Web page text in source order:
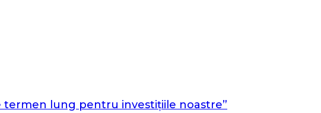
termen lung pentru investițiile noastre”